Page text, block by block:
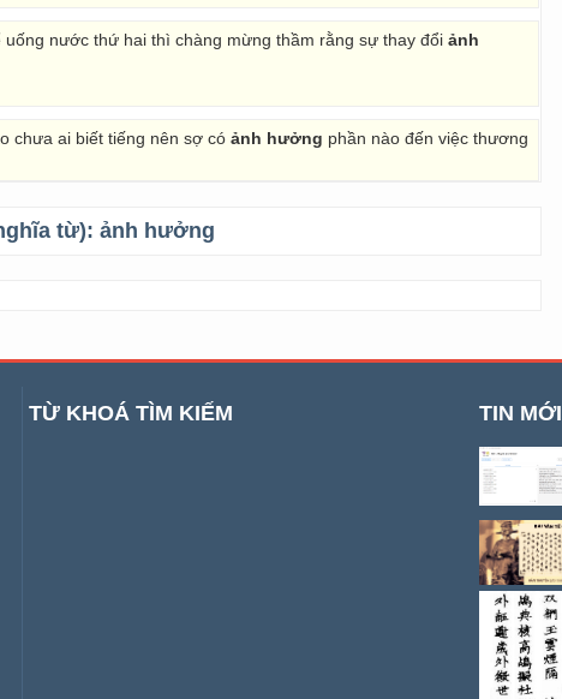
nước thứ hai thì chàng mừng thầm rằng sự thay đổi ảnh
chưa ai biết tiếng nên sợ có ảnh hưởng phần nào đến việc thương
từ): ảnh hưởng
TỪ KHOÁ TÌM KIẾM TIN MỚI